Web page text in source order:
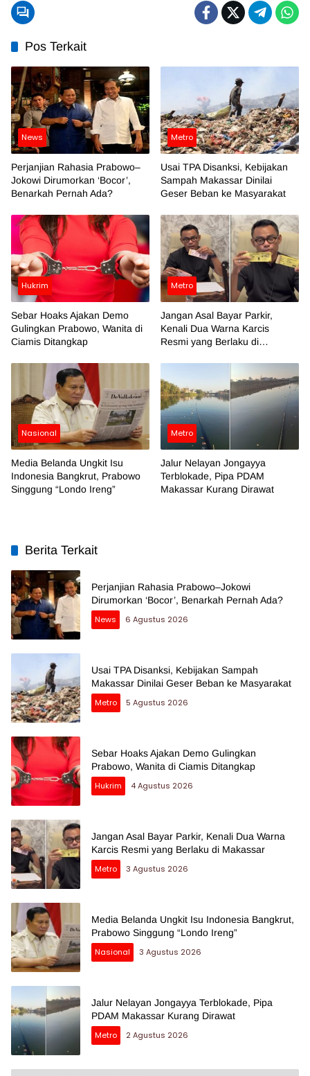
Pos Terkait
News
Perjanjian Rahasia Prabowo–
Jokowi Dirumorkan ‘Bocor’,
Benarkah Pernah Ada?
Metro
Usai TPA Disanksi, Kebijakan
Sampah Makassar Dinilai
Geser Beban ke Masyarakat
Hukrim
Sebar Hoaks Ajakan Demo
Gulingkan Prabowo, Wanita di
Ciamis Ditangkap
Metro
Jangan Asal Bayar Parkir,
Kenali Dua Warna Karcis
Resmi yang Berlaku di
Nasional
Media Belanda Ungkit Isu
Indonesia Bangkrut, Prabowo
Singgung “Londo Ireng”
Metro
Jalur Nelayan Jongayya
Terblokade, Pipa PDAM
Makassar Kurang Dirawat
Berita Terkait
Perjanjian Rahasia Prabowo–Jokowi
Dirumorkan ‘Bocor’, Benarkah Pernah Ada?
News
6 Agustus 2026
Usai TPA Disanksi, Kebijakan Sampah
Makassar Dinilai Geser Beban ke Masyarakat
Metro
5 Agustus 2026
Sebar Hoaks Ajakan Demo Gulingkan
Prabowo, Wanita di Ciamis Ditangkap
Hukrim
4 Agustus 2026
Jangan Asal Bayar Parkir, Kenali Dua Warna
Karcis Resmi yang Berlaku di Makassar
Metro
3 Agustus 2026
Media Belanda Ungkit Isu Indonesia Bangkrut,
Prabowo Singgung “Londo Ireng”
Nasional
3 Agustus 2026
Jalur Nelayan Jongayya Terblokade, Pipa
PDAM Makassar Kurang Dirawat
Metro
2 Agustus 2026